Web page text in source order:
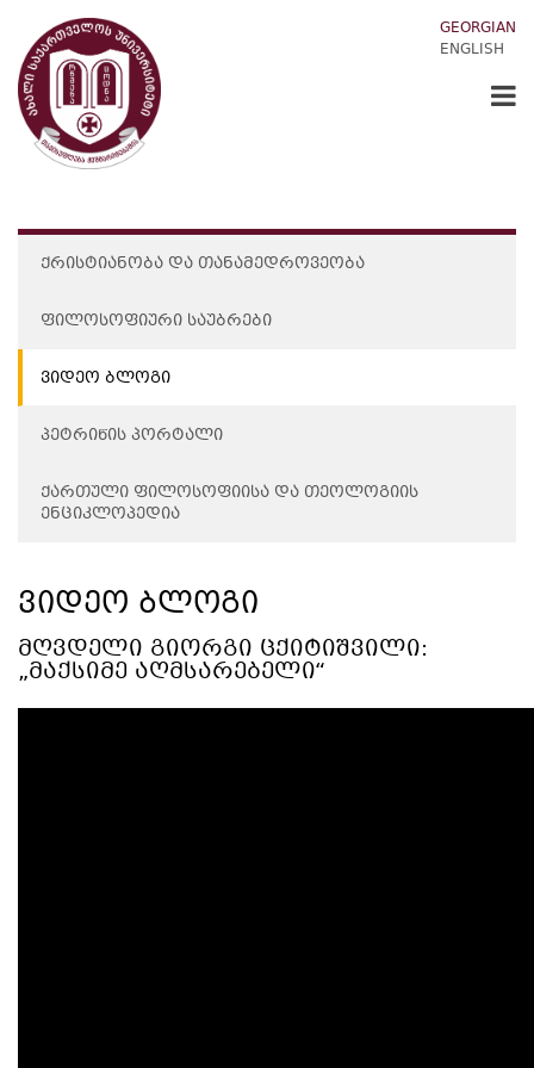
GEORGIAN
ENGLISH
ᲥᲠᲘᲡᲢᲘᲐᲜᲝᲑᲐ ᲓᲐ ᲗᲐᲜᲐᲛᲔᲓᲠᲝᲕᲔᲝᲑᲐ
ᲤᲘᲚᲝᲡᲝᲤᲘᲣᲠᲘ ᲡᲐᲣᲑᲠᲔᲑᲘ
ᲕᲘᲓᲔᲝ ᲑᲚᲝᲒᲘ
ᲞᲔᲢᲠᲘᲬᲘᲡ ᲞᲝᲠᲢᲐᲚᲘ
ᲥᲐᲠᲗᲣᲚᲘ ᲤᲘᲚᲝᲡᲝᲤᲘᲘᲡᲐ ᲓᲐ ᲗᲔᲝᲚᲝᲒᲘᲘᲡ
ᲔᲜᲪᲘᲙᲚᲝᲞᲔᲓᲘᲐ
ᲕᲘᲓᲔᲝ ᲑᲚᲝᲒᲘ
ᲛᲦᲕᲓᲔᲚᲘ ᲒᲘᲝᲠᲒᲘ ᲪᲥᲘᲢᲘᲨᲕᲘᲚᲘ:
„ᲛᲐᲥᲡᲘᲛᲔ ᲐᲦᲛᲡᲐᲠᲔᲑᲔᲚᲘ“